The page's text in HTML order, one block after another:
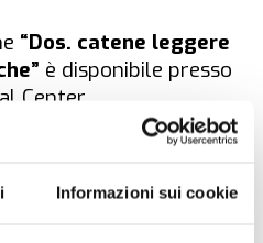
Informazioni sui cookie
“Dos. catene leggere
è disponibile presso
Center.
LA PRENOTAZIONE